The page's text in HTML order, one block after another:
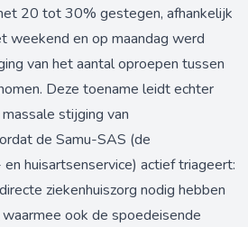
20 tot 30% gestegen, afhankelijk
weekend en op maandag werd
van het aantal oproepen tussen
Deze toename leidt echter
stijging van
de Samu-SAS (de
huisartsenservice) actief triageert:
ziekenhuiszorg nodig hebben
ook de spoedeisende